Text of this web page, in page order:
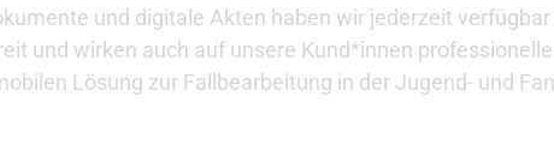
und digitale Akten haben wir jederzeit
und wirken auch auf unsere Kund*innen
Lösung zur Fallbearbeitung in der Jugend- und